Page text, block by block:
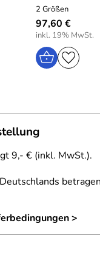
2 Größen
97,60 €
inkl. 19% MwSt.
9,- € (inkl. MwSt.).
>